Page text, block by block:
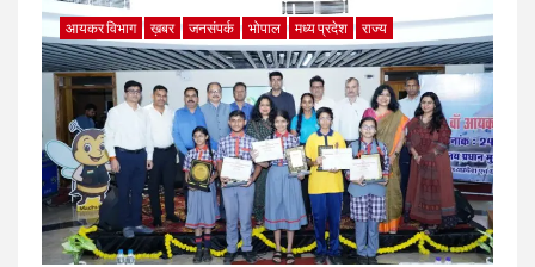
आयकर विभाग ख़बर जनसंपर्क भोपाल मध्य प्रदेश राज्य